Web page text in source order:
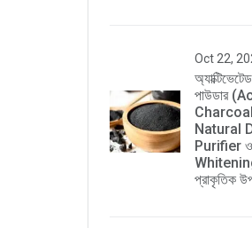
Oct 22,
পাউডার
Natural
Purifier
প্রাকৃতিক